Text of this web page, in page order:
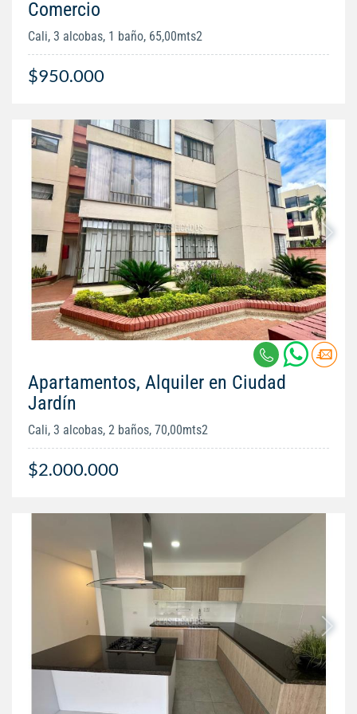
Comercio
Cali, 3 alcobas, 1 baño, 65,00mts2
$950.000
Apartamentos, Alquiler en Ciudad
Jardín
Cali, 3 alcobas, 2 baños, 70,00mts2
$2.000.000